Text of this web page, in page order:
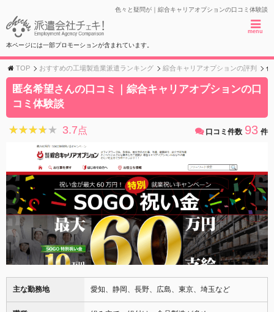
色々と疑問が｜綜合キャリアオプションの口コミ体験談
menu
本ページには一部プロモーションが含まれています。
TOP おすすめの工場製造業派遣ランキング 綜合キャリアオプションの評判 色
匿名希望さんの口コミ｜綜合キャリアオプションの口
コミ体験談
★★★★★
★★★★★ 3.7点 口コミ件数 93 件
主な勤務地 愛知、静岡、長野、広島、東京、埼玉など